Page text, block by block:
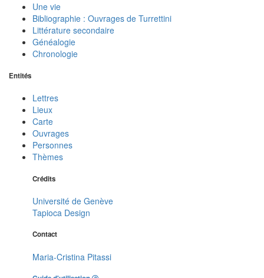
Une vie
Bibliographie : Ouvrages de Turrettini
Littérature secondaire
Généalogie
Chronologie
Entités
Lettres
Lieux
Carte
Ouvrages
Personnes
Thèmes
Crédits
Université de Genève
Tapioca Design
Contact
Maria-Cristina Pitassi